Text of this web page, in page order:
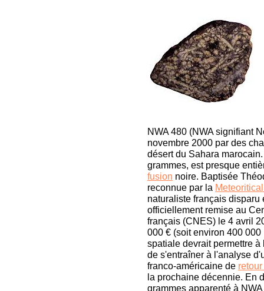
NWA 480 (NWA signifiant
novembre 2000 par des
désert du Sahara
grammes, est presque
fusion noire. Baptisée
reconnue par la
naturaliste français disparu
officiellement remise au
français (CNES) le 4 avril
000 € (soit environ 400
spatiale devrait permettre
de s'entraîner à l'analyse
franco-américaine de
la prochaine décennie. En
grammes apparenté à